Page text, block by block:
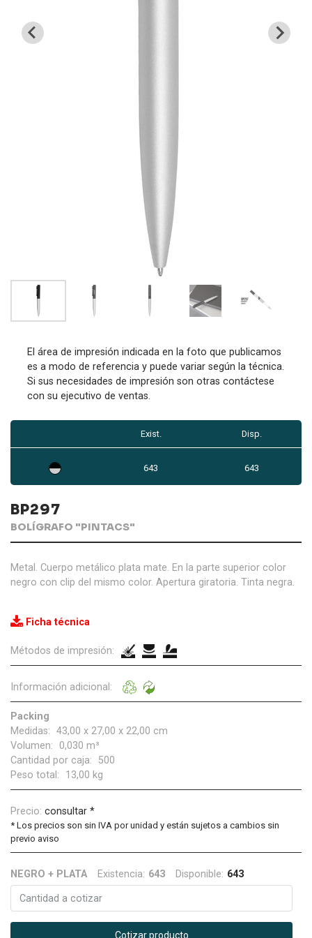
El área de impresión indicada en la foto que publicamos
es a modo de referencia y puede variar según la técnica.
Si sus necesidades de impresión son otras contáctese
con su ejecutivo de ventas.
Exist. Disp.
643 643
BP297
BOLÍGRAFO "PINTACS"
Metal. Cuerpo metálico plata mate. En la parte superior color
negro con clip del mismo color. Apertura giratoria. Tinta negra.
Ficha técnica
Métodos de impresión:
Información adicional:
Packing
Medidas: 43,00 x 27,00 x 22,00 cm
Volumen:
0,030 m³
Cantidad por caja:
500
Peso total:
13,00 kg
Precio: consultar *
* Los precios son sin IVA por unidad y están sujetos a cambios sin
previo aviso
NEGRO + PLATA Existencia: 643 Disponible: 643
Cotizar producto